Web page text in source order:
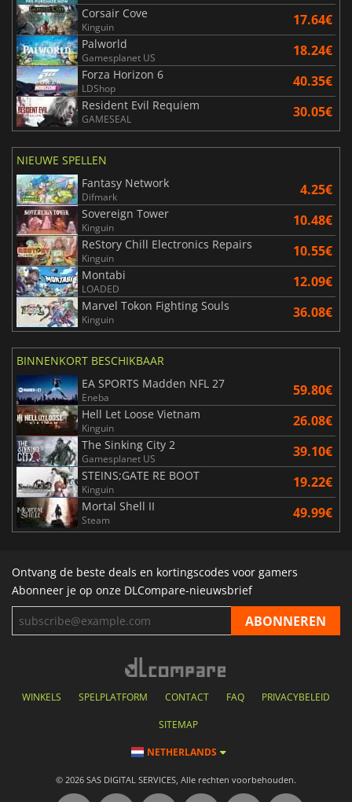
Corsair Cove
Kinguin 17.64€
Palworld
Gamesplanet US 18.24€
Forza Horizon 6
LDShop 40.35€
Resident Evil Requiem
GAMESEAL 30.05€
NIEUWE SPELLEN
Fantasy Network
Difmark 4.25€
Sovereign Tower
Kinguin 10.48€
ReStory Chill Electronics Repairs
Kinguin 10.55€
Montabi
LOADED 12.09€
Marvel Tokon Fighting Souls
Kinguin 36.08€
BINNENKORT BESCHIKBAAR
EA SPORTS Madden NFL 27
Eneba 59.80€
Hell Let Loose Vietnam
Kinguin 26.08€
The Sinking City 2
Gamesplanet US 39.10€
STEINS;GATE RE BOOT
Kinguin 19.22€
Mortal Shell II
Steam 49.99€
Ontvang de beste deals en kortingscodes voor gamers
Abonneer je op onze DLCompare-nieuwsbrief
WINKELS SPELPLATFORM CONTACT FAQ PRIVACYBELEID
SITEMAP
NETHERLANDS
© 2026 SAS DIGITAL SERVICES, Alle rechten voorbehouden.